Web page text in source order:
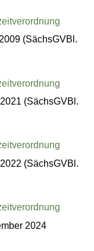
(SächsGVBl.
(SächsGVBl.
(SächsGVBl.
2024